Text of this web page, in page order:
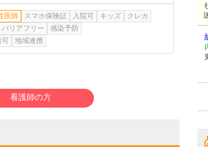
医師 スマホ保険証 入院可 キッズ
クレカ
バリアフリー
感染予防
可 地域連携
看護師の方